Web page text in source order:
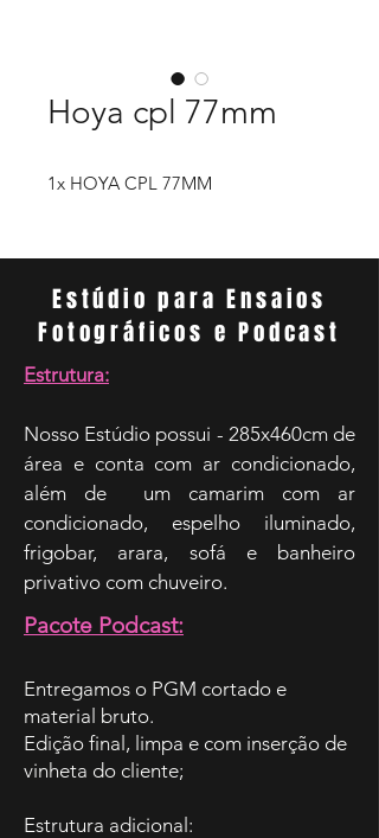
Hoya cpl 77mm
1x HOYA CPL 77MM
Estúdio para Ensaios
Fotográficos e Podcast
Estrutura:
Nosso Estúdio possui - 285x460cm de
área e conta com ar condicionado,
além de um camarim com ar
condicionado, espelho iluminado,
frigobar, arara, sofá e banheiro
privativo com chuveiro.
Pacote Podcast:
Entregamos o PGM cortado e
material bruto.
Edição final, limpa e com inserção de
vinheta do cliente;
Estrutura adicional: